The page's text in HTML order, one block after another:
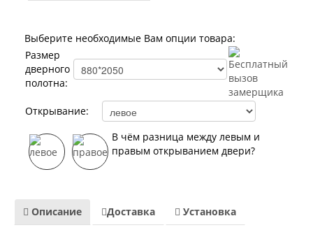
Лабиринт Пиано Смарт 2.0
Лабиринт Платинум
Лабиринт Полярис лайт
Лабиринт Роял
Лабиринт Сильвер
Лабиринт Сияна
Лабиринт Скайлаб
Лабиринт Скандия
Лабиринт Смартлаб
Лабиринт Соналаб
Лабиринт Термолайт
Лабиринт Тундра Плюс
Выберите необходимые Вам опции товара:
Размер
дверного
полотна:
Открывание:
В чём разница между левым и
правым открыванием двери?
Описание Доставка
Установка